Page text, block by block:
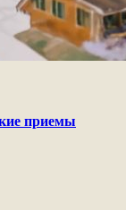
приемы